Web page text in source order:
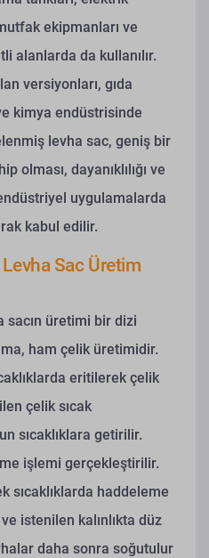
ekipmanları ve
alanlarda da kullanılır.
versiyonları, gıda
kimya endüstrisinde
levha sac, geniş bir
olması, dayanıklılığı ve
uygulamalarda
kabul edilir.
Sac Üretim
sacın üretimi bir dizi
ham çelik üretimidir.
eritilerek çelik
çelik sıcak
sıcaklıklara getirilir.
işlemi gerçekleştirilir.
sıcaklıklarda haddeleme
istenilen kalınlıkta düz
daha sonra soğutulur